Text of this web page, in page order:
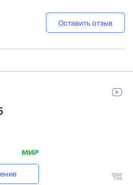
Оставить отзыв